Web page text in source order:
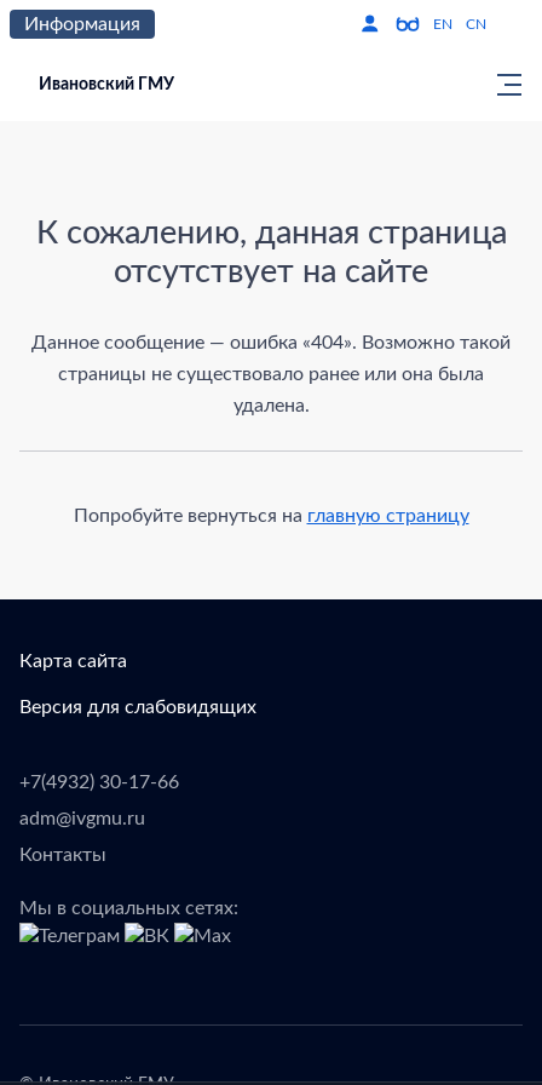
Информация Версия для
EN CN
Ивановский ГМУ
К сожалению, данная страница
отсутствует на сайте
Данное сообщение — ошибка «404». Возможно такой
страницы не существовало ранее или она была
удалена.
Попробуйте вернуться на главную страницу
Карта сайта
Версия для слабовидящих
+7(4932) 30-17-66
adm@ivgmu.ru
Контакты
Мы в социальных сетях: